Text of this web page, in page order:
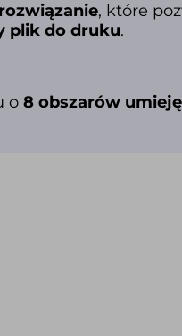
, które
plik do druku.
o 8 obszarów